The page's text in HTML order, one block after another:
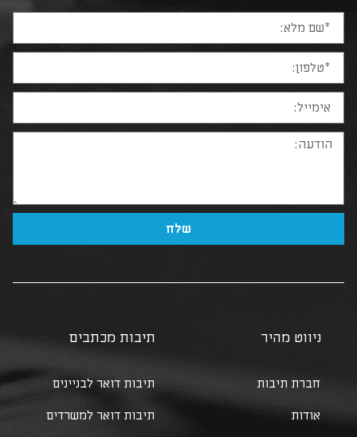
שלח
ניווט מהיר
חברת תיבות
אודות
תיבות מכתבים
תיבות דואר לבניינים
תיבות דואר למשרדים